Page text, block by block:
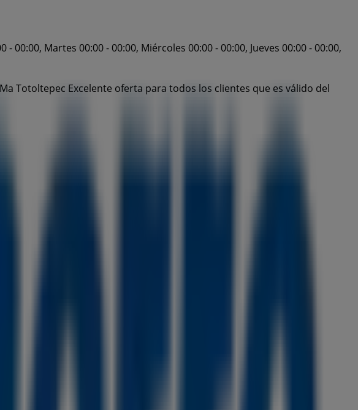
Martes 00:00 - 00:00, Miércoles 00:00 - 00:00, Jueves 00:00 - 00:00,
Totoltepec Excelente oferta para todos los clientes que es válido del